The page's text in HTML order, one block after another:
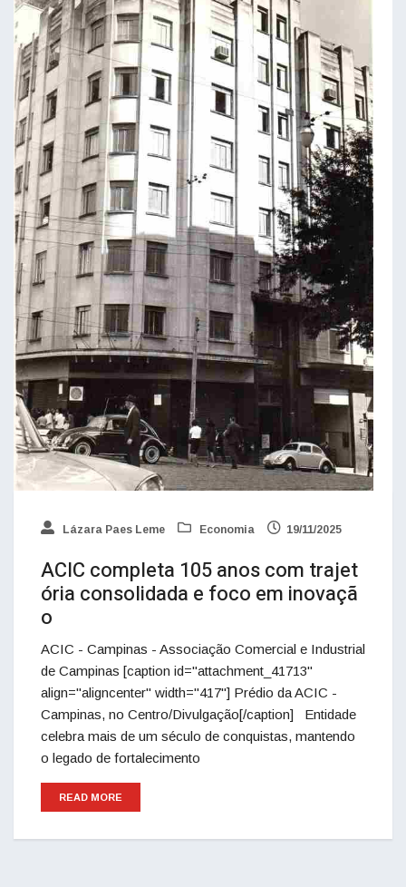
Lázara Paes Leme Economia 19/11/2025
ACIC completa 105 anos com trajet
ória consolidada e foco em inovaçã
o
ACIC - Campinas - Associação Comercial e Industrial
de Campinas [caption id="attachment_41713"
align="aligncenter" width="417"] Prédio da ACIC -
Campinas, no Centro/Divulgação[/caption] Entidade
celebra mais de um século de conquistas, mantendo
o legado de fortalecimento
READ MORE